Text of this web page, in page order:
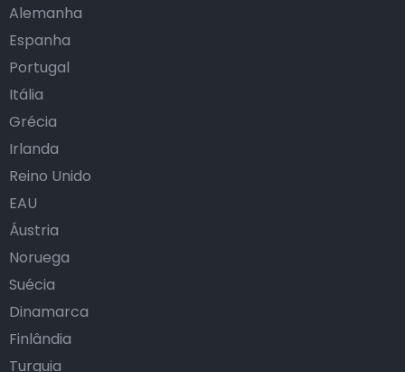
Alemanha
Espanha
Portugal
Itália
Grécia
Irlanda
Reino Unido
EAU
Áustria
Noruega
Suécia
Dinamarca
Finlândia
Turquia